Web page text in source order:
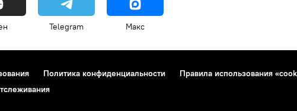
Telegram Макс
Политика конфиденциальности Правила использования